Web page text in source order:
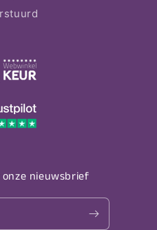
nieuwsbrief